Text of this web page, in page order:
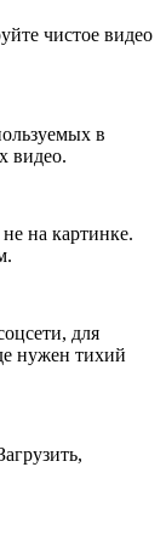
чистое видео
в
видео.
на картинке.
для
нужен тихий